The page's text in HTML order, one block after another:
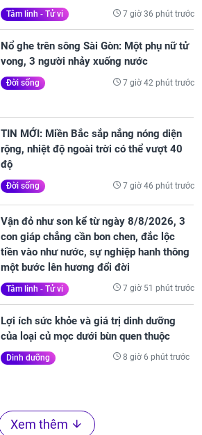
Tâm linh - Tử vi 7 giờ 36 phút trước
Nổ ghe trên sông Sài Gòn: Một phụ nữ tử
vong, 3 người nhảy xuống nước
Đời sống 7 giờ 42 phút trước
TIN MỚI: Miền Bắc sắp nắng nóng diện
rộng, nhiệt độ ngoài trời có thể vượt 40
độ
Đời sống 7 giờ 46 phút trước
Vận đỏ như son kể từ ngày 8/8/2026, 3
con giáp chẳng cần bon chen, đắc lộc
tiền vào như nước, sự nghiệp hanh thông
một bước lên hương đổi đời
Tâm linh - Tử vi 7 giờ 51 phút trước
Lợi ích sức khỏe và giá trị dinh dưỡng
của loại củ mọc dưới bùn quen thuộc
Dinh dưỡng 8 giờ 6 phút trước
Xem thêm